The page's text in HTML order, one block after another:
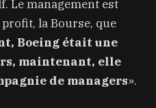
Le management est
la Bourse, que
Boeing était une
maintenant, elle
de managers».